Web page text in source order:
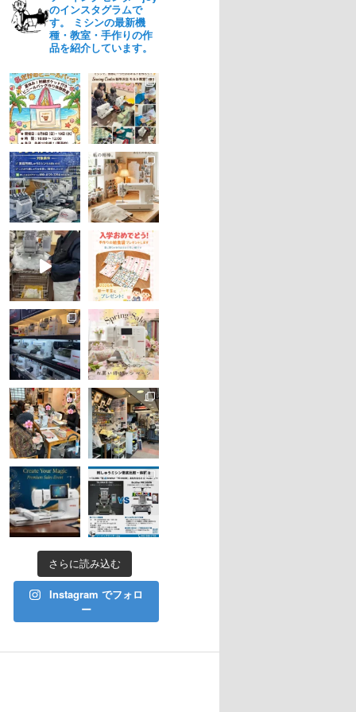
のインスタグラムで
す。 ミシンの最新機
種・教室・手作りの作
品を紹介しています。
さらに読み込む
Instagram でフォロ
ー